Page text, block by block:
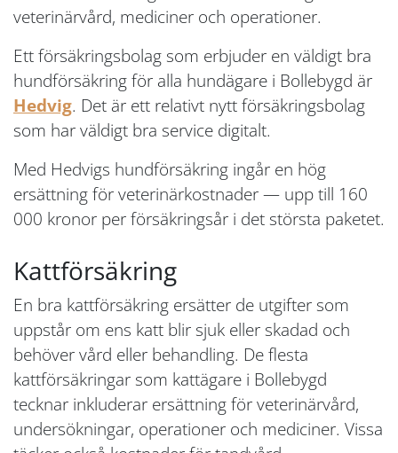
veterinärvård, mediciner och operationer.
Ett försäkringsbolag som erbjuder en väldigt bra
hundförsäkring för alla hundägare i Bollebygd är
Hedvig. Det är ett relativt nytt försäkringsbolag
som har väldigt bra service digitalt.
Med Hedvigs hundförsäkring ingår en hög
ersättning för veterinärkostnader — upp till 160
000 kronor per försäkringsår i det största paketet.
Kattförsäkring
En bra kattförsäkring ersätter de utgifter som
uppstår om ens katt blir sjuk eller skadad och
behöver vård eller behandling. De flesta
kattförsäkringar som kattägare i Bollebygd
tecknar inkluderar ersättning för veterinärvård,
undersökningar, operationer och mediciner. Vissa